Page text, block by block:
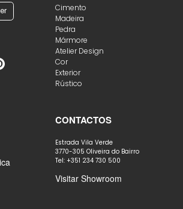
Cimento
Madeira
Pedra
Mármore
Atelier Design
Cor
Exterior
Rústico
CONTACTOS
Estrada Vila Verde
3770-305 Oliveira do Bairro
Tel: +351 234 730 500
Visitar Showroom